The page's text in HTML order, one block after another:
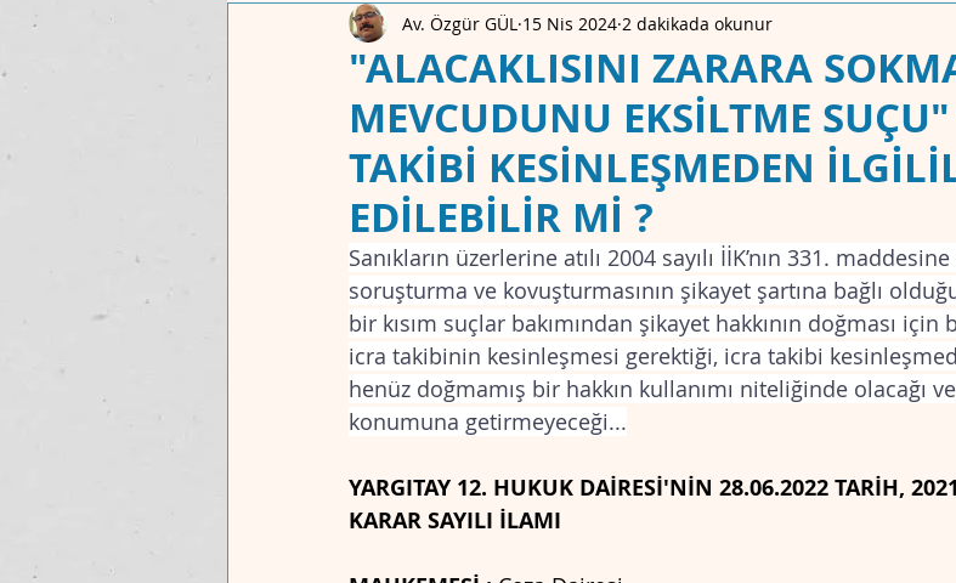
Aile Hukuku Hukuk Muhakemeleri Kanunu Ticaret Hukuku
Anayasa Mahkemesi Kararları Sınai Mülkiyet Hukuku Kamulaştırma Hukuku
MAKALELER UYUŞMAZLIK MAHKEMESİ CMK
"ALACAKLISINI ZARARA
MEVCUDUNU EKSİLTME
TAKİBİ KESİNLEŞMEDEN
EDİLEBİLİR Mİ ?
Av. Özgür GÜL 15 Nis 2024 2 dakikada okunur
Sanıkların üzerlerine atılı 2004 sayılı İİK’nın 331.
soruşturma ve kovuşturmasının şikayet şartına bağlı
bir kısım suçlar bakımından şikayet hakkının doğması
icra takibinin kesinleşmesi gerektiği, icra takibi
henüz doğmamış bir hakkın kullanımı niteliğinde olacağı
konumuna getirmeyeceği...
YARGITAY 12. HUKUK DAİRESİ'NİN 28.06.2022 TARİH,
KARAR SAYILI İLAMI